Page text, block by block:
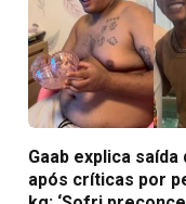
Gaab explica saída
após críticas por